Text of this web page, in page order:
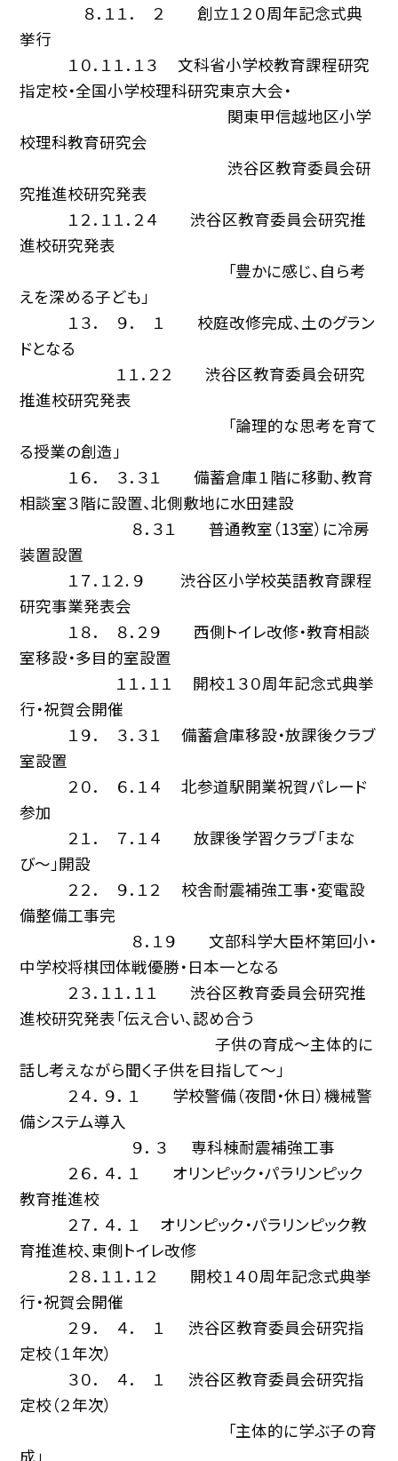
８．１１． ２ 創立１２０周年記念式典
挙行
１０．１１．１３ 文科省小学校教育課程研究
指定校・全国小学校理科研究東京大会・
関東甲信越地区小学
校理科教育研究会
渋谷区教育委員会研
究推進校研究発表
１２．１１．２４ 渋谷区教育委員会研究推
進校研究発表
「豊かに感じ、自ら考
えを深める子ども」
１３． ９． １ 校庭改修完成、土のグラン
ドとなる
１１．２２ 渋谷区教育委員会研究
推進校研究発表
「論理的な思考を育て
る授業の創造」
１６． ３．３１ 備蓄倉庫１階に移動、教育
相談室３階に設置、北側敷地に水田建設
８．３１ 普通教室（13室）に冷房
装置設置
１７．１２. ９ 渋谷区小学校英語教育課程
研究事業発表会
１８． ８．２９ 西側トイレ改修・教育相談
室移設・多目的室設置
１１．１１ 開校１３０周年記念式典挙
行・祝賀会開催
１９． ３．３１ 備蓄倉庫移設・放課後クラブ
室設置
２０． ６．１４ 北参道駅開業祝賀パレード
参加
２１． ７．１４ 放課後学習クラブ「まな
び〜」開設
２２． ９．１２ 校舎耐震補強工事・変電設
備整備工事完
８．１９ 文部科学大臣杯第回小・
中学校将棋団体戦優勝・日本一となる
２３．１１．１１ 渋谷区教育委員会研究推
進校研究発表「伝え合い、認め合う
子供の育成〜主体的に
話し考えながら聞く子供を目指して〜」
２４． ９． １ 学校警備（夜間・休日）機械警
備システム導入
９． ３ 専科棟耐震補強工事
２６． ４． １ オリンピック・パラリンピック
教育推進校
２７． ４． １ オリンピック・パラリンピック教
育推進校、東側トイレ改修
２８．１１．１２ 開校１４０周年記念式典挙
行・祝賀会開催
２９． ４． １ 渋谷区教育委員会研究指
定校（１年次）
３０． ４． １ 渋谷区教育委員会研究指
定校（２年次）
「主体的に学ぶ子の育
成」